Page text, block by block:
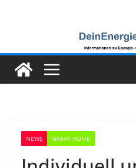
NEWS SMART HOME